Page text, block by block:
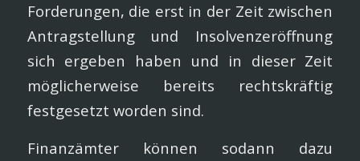
Forderungen, die erst in der Zeit zwischen
Antragstellung und Insolvenzeröffnung
sich ergeben haben und in dieser Zeit
möglicherweise bereits rechtskräftig
festgesetzt worden sind.
Finanzämter können sodann dazu